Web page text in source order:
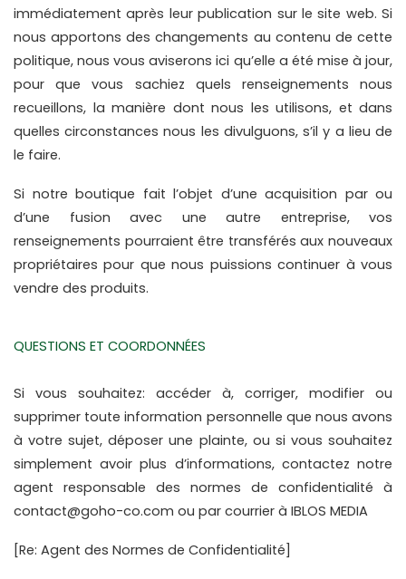
immédiatement après leur publication sur le site web. Si
nous apportons des changements au contenu de cette
politique, nous vous aviserons ici qu’elle a été mise à jour,
pour que vous sachiez quels renseignements nous
recueillons, la manière dont nous les utilisons, et dans
quelles circonstances nous les divulguons, s’il y a lieu de
le faire.
Si notre boutique fait l’objet d’une acquisition par ou
d’une fusion avec une autre entreprise, vos
renseignements pourraient être transférés aux nouveaux
propriétaires pour que nous puissions continuer à vous
vendre des produits.
QUESTIONS ET COORDONNÉES
Si vous souhaitez: accéder à, corriger, modifier ou
supprimer toute information personnelle que nous avons
à votre sujet, déposer une plainte, ou si vous souhaitez
simplement avoir plus d’informations, contactez notre
agent responsable des normes de confidentialité à
contact@goho-co.com ou par courrier à IBLOS MEDIA
[Re: Agent des Normes de Confidentialité]